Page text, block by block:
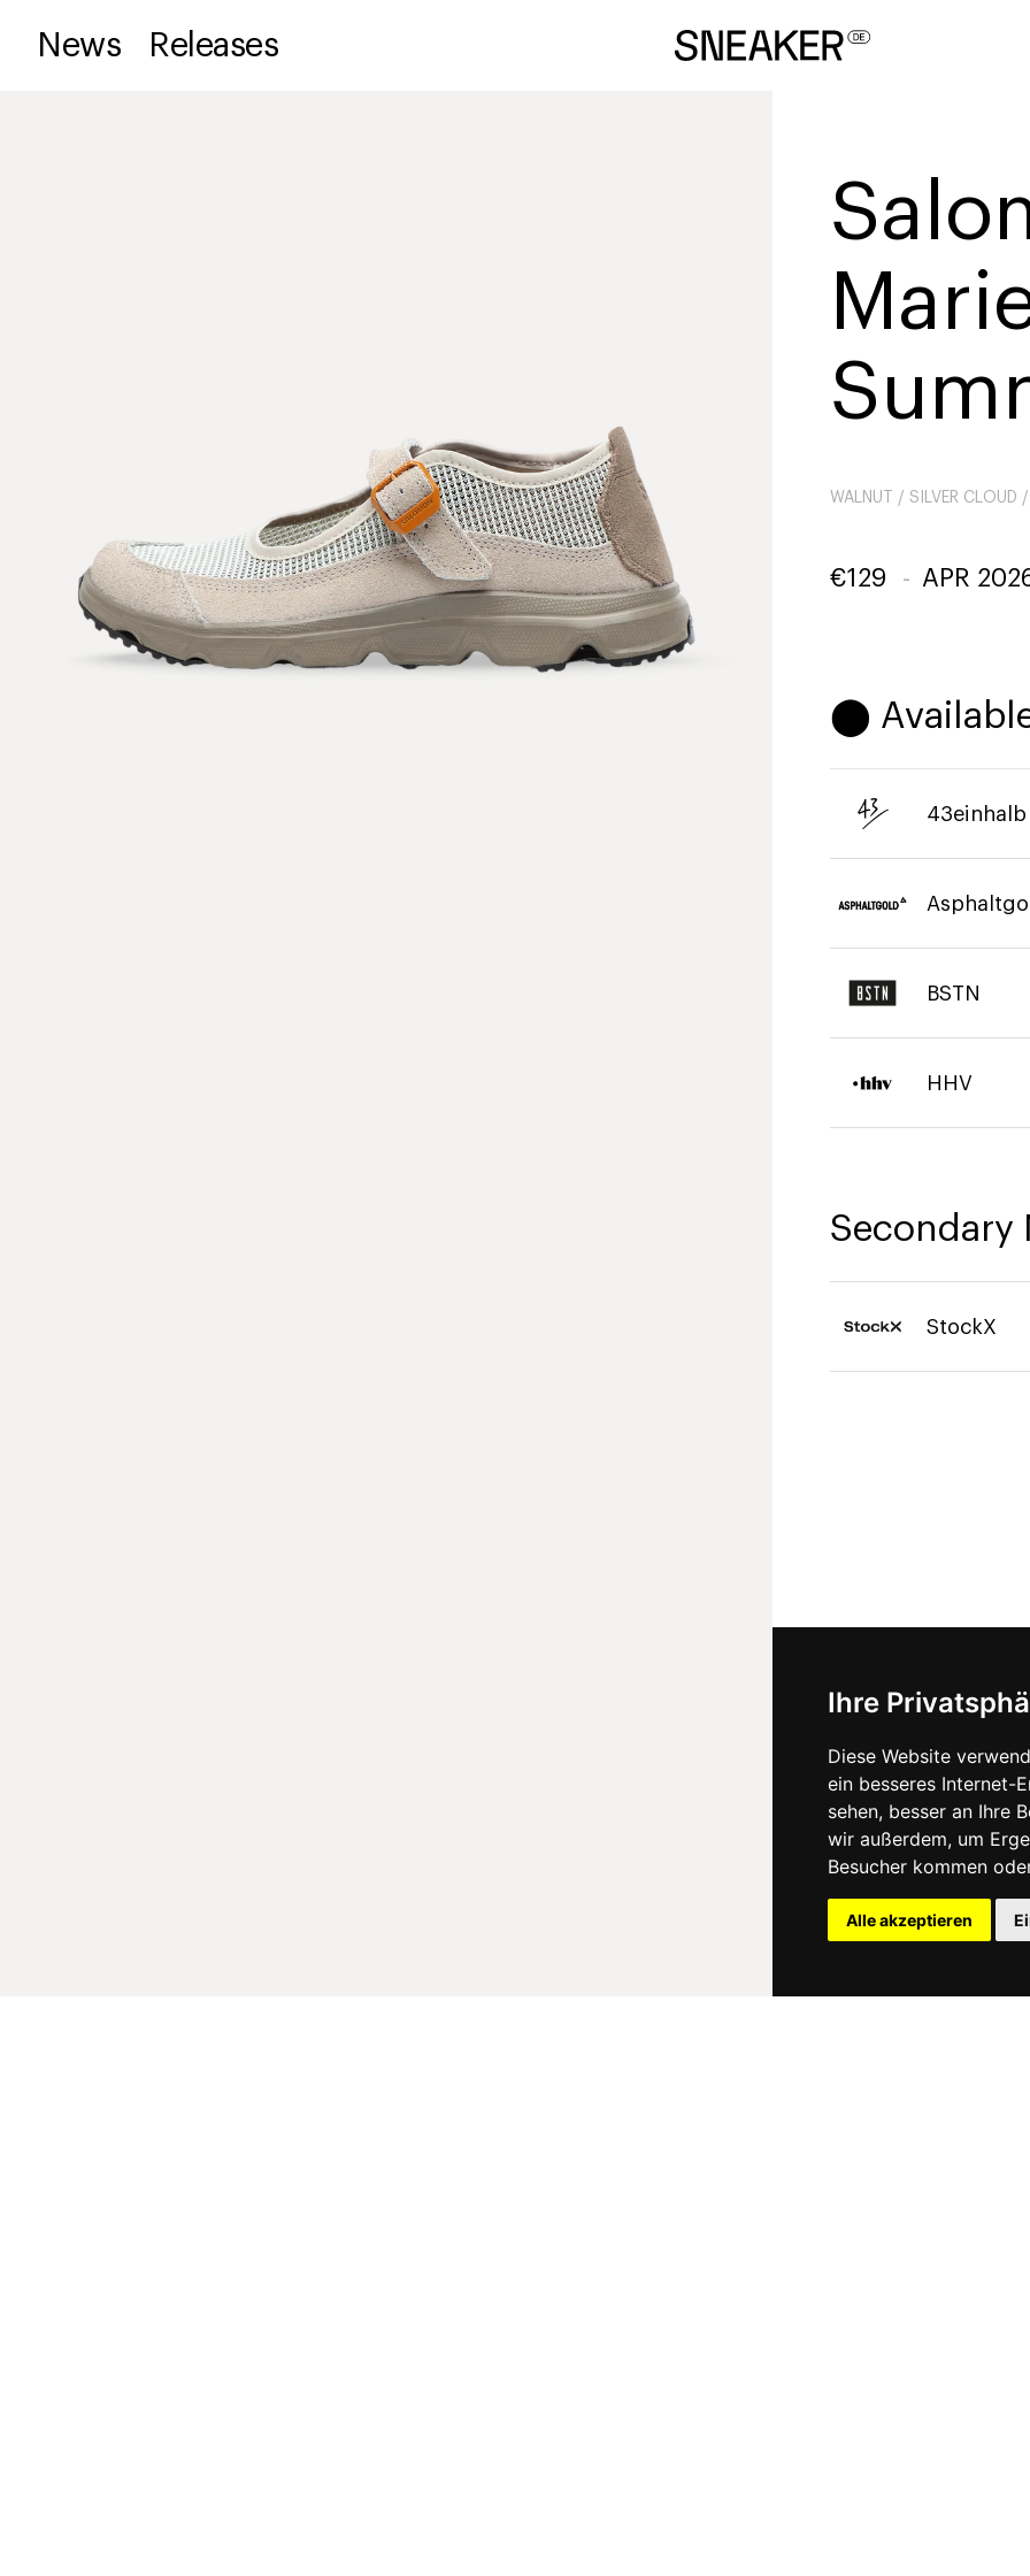
Ihre
Diese Website
ein besseres Internet-
sehen, besser an Ihre
wir außerdem, um
Besucher kommen
Alle akzeptieren
News Releases
WALNUT / SILVER CLOUD
€129 - APR
⬤
43einhalb
BSTN
HHV
Secondary
StockX